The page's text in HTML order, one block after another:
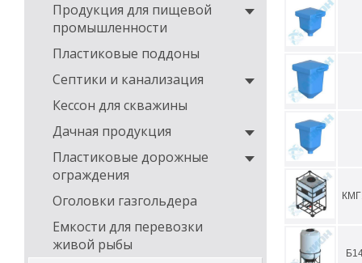
Продукция для пищевой
промышленности
Пластиковые поддоны
Септики и канализация
Кессон для скважины
Дачная продукция
Пластиковые дорожные
ограждения
Оголовки газгольдера
Емкости для перевозки
живой рыбы